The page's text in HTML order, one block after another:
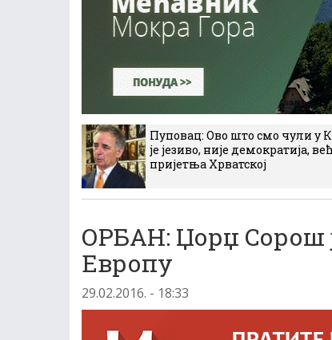
Пуповац: Ово што смо чули у
је језиво, није демократија, већ
пријетња Хрватској
ОРБАН: Џорџ Сорош
Европу
29.02.2016. - 18:33